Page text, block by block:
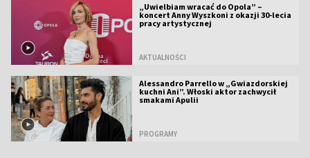
„Uwielbiam wracać do Opola” –
koncert Anny Wyszkoni z okazji 30-lecia
pracy artystycznej
AKTUALNOŚCI
Alessandro Parrello w „Gwiazdorskiej
kuchni Ani”. Włoski aktor zachwycił
smakami Apulii
PROGRAMY